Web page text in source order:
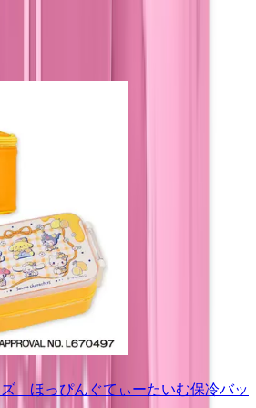
ほっぴんぐてぃーたいむ保冷バッ